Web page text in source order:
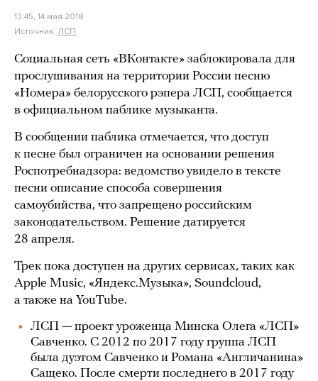
13:45, 14 мая 2018
Источник: ЛСП
Социальная сеть «ВКонтакте» заблокировала для
прослушивания на территории России песню
«Номера» белорусского рэпера ЛСП, сообщается
в официальном паблике музыканта.
В сообщении паблика отмечается, что доступ
к песне был ограничен на основании решения
Роспотребнадзора: ведомство увидело в тексте
песни описание способа совершения
самоубийства, что запрещено российским
законодательством. Решение датируется
28 апреля.
Трек пока доступен на других сервисах, таких как
Apple Music, «Яндекс.Музыка», Soundcloud,
а также на YouTube.
ЛСП — проект уроженца Минска Олега «ЛСП»
Савченко. С 2012 по 2017 году группа ЛСП
была дуэтом Савченко и Романа «Англичанина»
Сащеко. После смерти последнего в 2017 году